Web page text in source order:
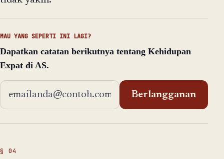
MAU YANG SEPERTI INI LAGI?
Dapatkan catatan berikutnya tentang Kehidupan
Expat di AS.
Alamat email
Berlangganan